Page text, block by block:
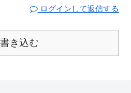
ログインして返信する
き込む